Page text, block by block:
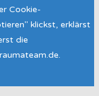
Cookie-
klickst, erklärst
die